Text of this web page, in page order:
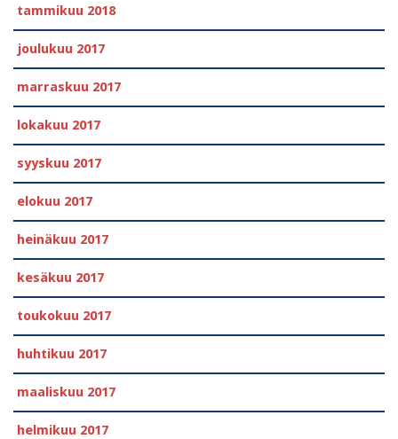
tammikuu 2018
joulukuu 2017
marraskuu 2017
lokakuu 2017
syyskuu 2017
elokuu 2017
heinäkuu 2017
kesäkuu 2017
toukokuu 2017
huhtikuu 2017
maaliskuu 2017
helmikuu 2017